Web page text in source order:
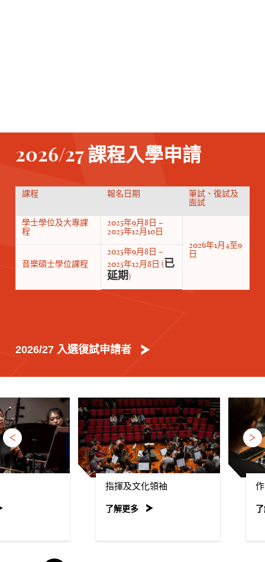
2026/27 課程入學申請
課程 報名日期
筆試、復試及
面試
學士學位及大專課
程
2025年9月8日 –
2025年12月10日
2026年1月4至9
日
音樂碩士學位課程
2025年9月8日 –
2025年12月8日 (已
延期)
2026/27 入選復試申請者
指揮及文化領袖
了解更多
作曲
了解更
上一頁 下